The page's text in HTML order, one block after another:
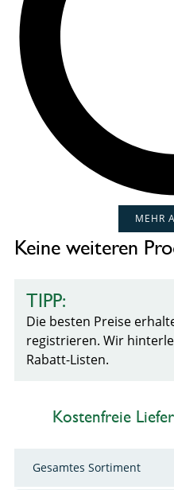
TIPP:
Die besten Preise
registrieren. Wir
Rabatt-Listen.
Kostenfreie
Gesamtes Sortiment
MEHR
Keine weiteren